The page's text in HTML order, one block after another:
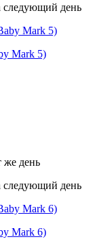
следующий день
Mark 5)
же день
следующий день
Mark 6)